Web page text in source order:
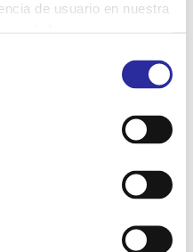
de usuario en nuestra
nuestra
Política de